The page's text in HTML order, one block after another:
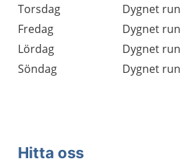
Torsdag
Dygnet
Fredag
Dygnet
Lördag
Dygnet
Söndag
Dygnet
Hitta oss